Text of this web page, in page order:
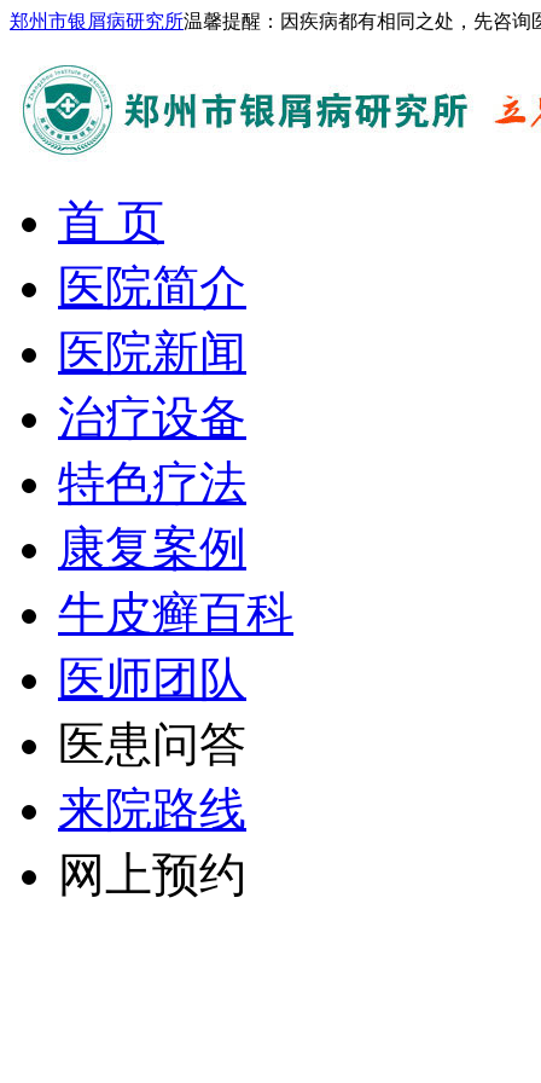
郑州市银屑病研究所温馨提醒：因疾病都有相同之处，先咨
首 页
医院简介
医院新闻
治疗设备
特色疗法
康复案例
牛皮癣百科
医师团队
医患问答
来院路线
网上预约